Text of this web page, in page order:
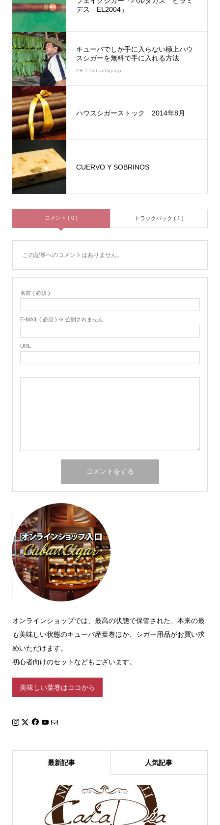
デス EL2004」
キューバでしか手に入らない極上ハウ
スシガーを無料で手に入れる方法
PR CubanCigar.jp
ハウスシガーストック 2014年8月
CUERVO Y SOBRINOS
コメント ( 0 ) トラックバック ( 1 )
この記事へのコメントはありません。
名前 ( 必須 )
E-MAIL ( 必須 ) ※ 公開されません
URL
オンラインショップでは、最高の状態で保管された、本来の最
も美味しい状態のキューバ産葉巻ほか、シガー用品がお買い求
めいただけます。
初心者向けのセットなどもございます。
美味しい葉巻はココから
最新記事 人気記事